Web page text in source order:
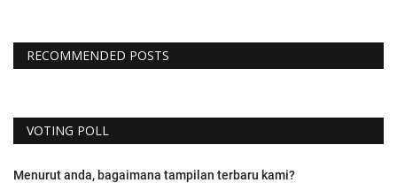
RECOMMENDED POSTS
VOTING POLL
Menurut anda, bagaimana tampilan terbaru kami?